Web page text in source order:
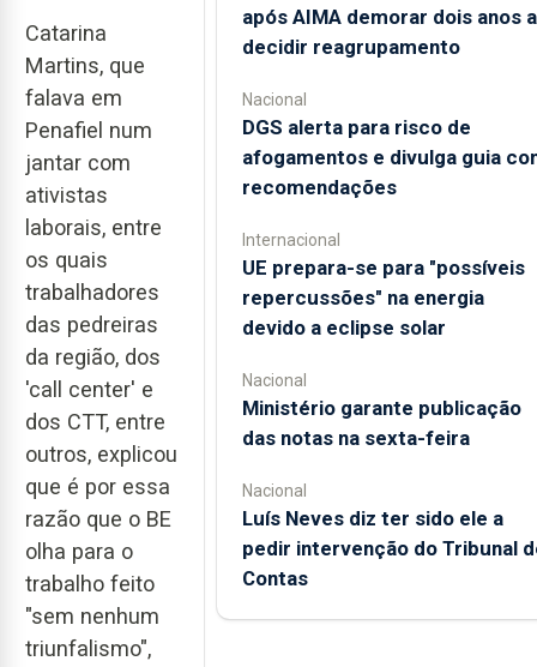
Catarina
Martins, que
falava em
Penafiel num
jantar com
ativistas
laborais, entre
os quais
trabalhadores
das pedreiras
da região, dos
'call center' e
dos CTT, entre
outros, explicou
que é por essa
razão que o BE
olha para o
trabalho feito
"sem nenhum
triunfalismo",
após AIMA demorar dois anos a
decidir reagrupamento
Nacional
DGS alerta para risco de
afogamentos e divulga guia
recomendações
Internacional
UE prepara-se para "possíveis
repercussões" na energia
devido a eclipse solar
Nacional
Ministério garante publicação
das notas na sexta-feira
Nacional
Luís Neves diz ter sido ele a
pedir intervenção do Tribunal
Contas